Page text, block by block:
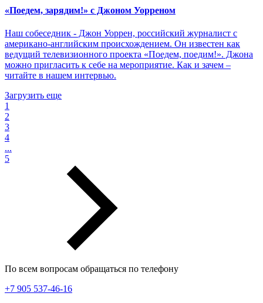
«Поедем, зарядим!» с Джоном Уорреном
Наш собеседник - Джон Уоррен, российский журналист с
американо-английским происхождением. Он известен как
ведущий телевизионного проекта «Поедем, поедим!». Джона
можно пригласить к себе на мероприятие. Как и зачем –
читайте в нашем интервью.
Загрузить еще
1
2
3
4
...
5
По всем вопросам обращаться по телефону
+7 905 537-46-16